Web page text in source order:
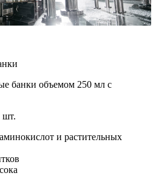
банки объемом 250 мл с
шт.
и растительных